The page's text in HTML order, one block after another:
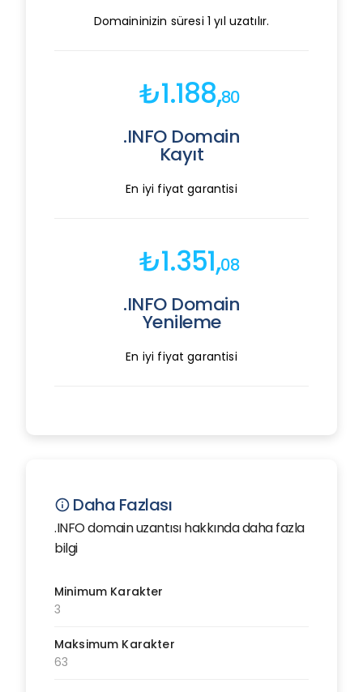
Domaininizin süresi 1 yıl uzatılır.
₺1.188,80
.INFO Domain
Kayıt
En iyi fiyat garantisi
₺1.351,08
.INFO Domain
Yenileme
En iyi fiyat garantisi
info Daha Fazlası
.INFO domain uzantısı hakkında daha fazla
bilgi
Minimum Karakter
3
Maksimum Karakter
63